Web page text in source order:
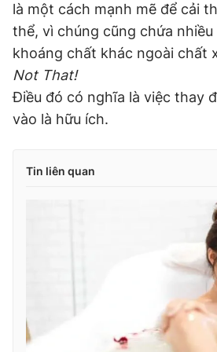
là một cách mạnh mẽ để cải
thể, vì chúng cũng chứa
khoáng chất khác ngoài chất
Not That!
Điều đó có nghĩa là việc thay
vào là hữu ích.
Tin liên quan